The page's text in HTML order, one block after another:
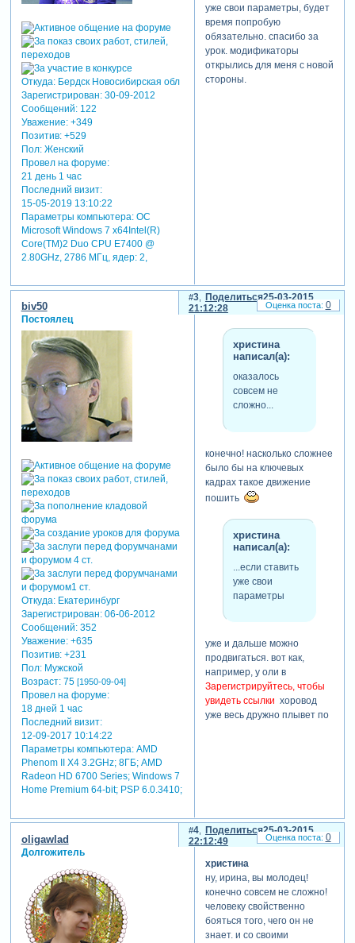
Откуда:Бердск Новосибирская обл
Зарегистрирован: 30-09-2012
Сообщений:122
Уважение: +349
Позитив: +529
Пол:Женский
Провел на форуме:
21 день 1 час
Последний визит:
15-05-2019 13:10:22
Параметры компьютера:ОС
Microsoft Windows 7 x64Intel(R)
Core(TM)2 Duo CPU E7400 @
2.80GHz, 2786 МГц, ядер: 2,
уже свои параметры, будет
время попробую
обязательно. спасибо за
урок. модификаторы
открылись для меня с новой
стороны.
Поделиться
3
25-03-2015
21:12:28
biv50
Постоялец
Откуда:Екатеринбург
Зарегистрирован: 06-06-2012
Сообщений:352
Уважение: +635
Позитив: +231
Пол:Мужской
Возраст:75 [1950-09-04]
Провел на форуме:
18 дней 1 час
Последний визит:
12-09-2017 10:14:22
Параметры компьютера:AMD
Phenom II X4 3.2GHz; 8ГБ; AMD
Radeon HD 6700 Series; Windows 7
Home Premium 64-bit; PSP 6.0.3410;
христина
написал(а):
оказалось
совсем не
сложно...
конечно! насколько сложнее
было бы на ключевых
кадрах такое движение
пошить
христина
написал(а):
...если ставить
уже свои
параметры
уже и дальше можно
продвигаться. вот как,
например, у оли в
Зарегистрируйтесь, чтобы
увидеть ссылки хоровод
уже весь дружно плывет по
0
Поделиться
4
25-03-2015
22:12:49
oligawlad
Долгожитель
христина
ну, ирина, вы молодец!
конечно совсем не сложно!
человеку свойственно
бояться того, чего он не
знает. и со своими
0